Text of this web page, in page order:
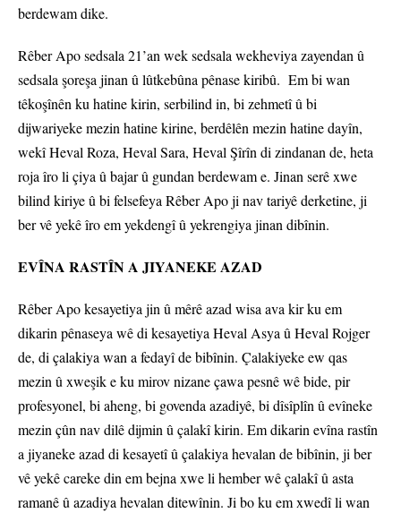
berdewam dike.
Rêber Apo sedsala 21’an wek sedsala wekheviya zayendan û
sedsala şoreşa jinan û lûtkebûna pênase kiribû. Em bi wan
têkoşînên ku hatine kirin, serbilind in, bi zehmetî û bi
dijwariyeke mezin hatine kirine, berdêlên mezin hatine dayîn,
wekî Heval Roza, Heval Sara, Heval Şîrîn di zindanan de, heta
roja îro li çiya û bajar û gundan berdewam e. Jinan serê xwe
bilind kiriye û bi felsefeya Rêber Apo ji nav tariyê derketine, ji
ber vê yekê îro em yekdengî û yekrengiya jinan dibînin.
EVÎNA RASTÎN A JIYANEKE AZAD
Rêber Apo kesayetiya jin û mêrê azad wisa ava kir ku em
dikarin pênaseya wê di kesayetiya Heval Asya û Heval Rojger
de, di çalakiya wan a fedayî de bibînin. Çalakiyeke ew qas
mezin û xweşik e ku mirov nizane çawa pesnê wê bide, pir
profesyonel, bi aheng, bi govenda azadiyê, bi dîsîplîn û evîneke
mezin çûn nav dilê dijmin û çalakî kirin. Em dikarin evîna rastîn
a jiyaneke azad di kesayetî û çalakiya hevalan de bibînin, ji ber
vê yekê careke din em bejna xwe li hember wê çalakî û asta
ramanê û azadiya hevalan ditewînin. Ji bo ku em xwedî li wan